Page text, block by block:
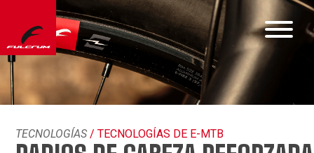
TECNOLOGÍAS / TECNOLOGÍAS DE E-MTB